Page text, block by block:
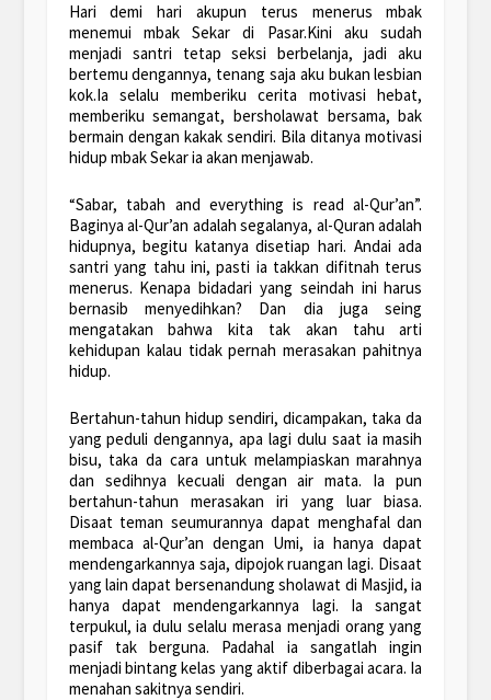
Hari demi hari akupun terus menerus mbak
menemui mbak Sekar di Pasar.Kini aku sudah
menjadi santri tetap seksi berbelanja, jadi aku
bertemu dengannya, tenang saja aku bukan lesbian
kok.Ia selalu memberiku cerita motivasi hebat,
memberiku semangat, bersholawat bersama, bak
bermain dengan kakak sendiri. Bila ditanya motivasi
hidup mbak Sekar ia akan menjawab.
“Sabar, tabah and everything is read al-Qur’an”.
Baginya al-Qur’an adalah segalanya, al-Quran adalah
hidupnya, begitu katanya disetiap hari. Andai ada
santri yang tahu ini, pasti ia takkan difitnah terus
menerus. Kenapa bidadari yang seindah ini harus
bernasib menyedihkan? Dan dia juga seing
mengatakan bahwa kita tak akan tahu arti
kehidupan kalau tidak pernah merasakan pahitnya
hidup.
Bertahun-tahun hidup sendiri, dicampakan, taka da
yang peduli dengannya, apa lagi dulu saat ia masih
bisu, taka da cara untuk melampiaskan marahnya
dan sedihnya kecuali dengan air mata. Ia pun
bertahun-tahun merasakan iri yang luar biasa.
Disaat teman seumurannya dapat menghafal dan
membaca al-Qur’an dengan Umi, ia hanya dapat
mendengarkannya saja, dipojok ruangan lagi. Disaat
yang lain dapat bersenandung sholawat di Masjid, ia
hanya dapat mendengarkannya lagi. Ia sangat
terpukul, ia dulu selalu merasa menjadi orang yang
pasif tak berguna. Padahal ia sangatlah ingin
menjadi bintang kelas yang aktif diberbagai acara. Ia
menahan sakitnya sendiri.